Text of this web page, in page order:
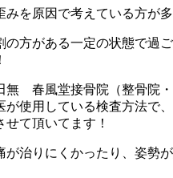
みを原因で考えている方が
の方がある一定の状態で過
春風堂接骨院（整骨院・
が使用している検査方法で、
せて頂いてます！
が治りにくかったり、姿勢